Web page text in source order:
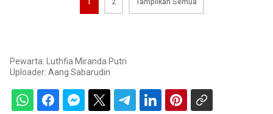
1 2 Tampilkan Semua
Pewarta: Luthfia Miranda Putri
Uploader: Aang Sabarudin